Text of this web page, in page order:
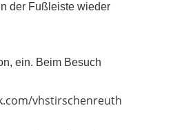
der Fußleiste wieder
ein. Beim Besuch
vhstirschenreuth